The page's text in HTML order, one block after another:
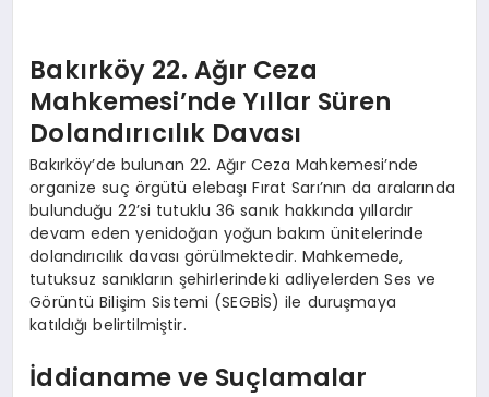
Bakırköy 22. Ağır Ceza
Mahkemesi’nde Yıllar Süren
Dolandırıcılık Davası
Bakırköy’de bulunan 22. Ağır Ceza Mahkemesi’nde
organize suç örgütü elebaşı Fırat Sarı’nın da aralarında
bulunduğu 22’si tutuklu 36 sanık hakkında yıllardır
devam eden yenidoğan yoğun bakım ünitelerinde
dolandırıcılık davası görülmektedir. Mahkemede,
tutuksuz sanıkların şehirlerindeki adliyelerden Ses ve
Görüntü Bilişim Sistemi (SEGBİS) ile duruşmaya
katıldığı belirtilmiştir.
İddianame ve Suçlamalar